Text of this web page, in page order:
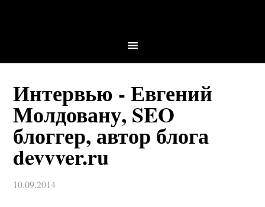
Интервью - Евгений
Молдовану, SEO
блоггер, автор блога
devvver.ru
10.09.2014